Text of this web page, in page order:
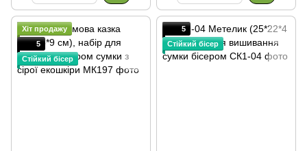
Хіт продажу
5
Стійкий бісер
5
Стійкий бісер